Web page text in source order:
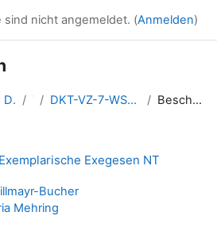
sind nicht angemeldet. (Anmelden)
DKT 7 DKT-VZ-7-WS2024-ExNT Beschreibung
Exegesen NT
Bucher
Mehring